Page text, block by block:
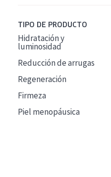
TIPO DE PRODUCTO
Hidratación y
luminosidad
Reducción de arrugas
Regeneración
Firmeza
Piel menopáusica